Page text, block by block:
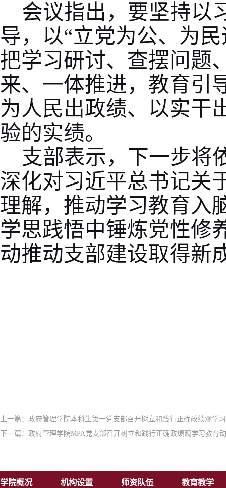
会议指出，要坚持以
导，以“立党为公、为
把学习研讨、查摆问题
来、一体推进，教育引
为人民出政绩、以实干
验的实绩。
支部表示，下一步将
深化对习近平总书记关
理解，推动学习教育入
学思践悟中锤炼党性修
动推动支部建设取得新
上一篇： 政府管理学院本科生第一党支部召开树立和践行正确政绩观学
下一篇： 政府管理学院MPA党支部召开树立和践行正确政绩观学习教育
学院概况 机构设置 师资队伍 教育教学